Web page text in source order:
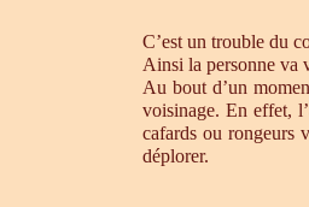
C’est un trouble du
Ainsi la personne va
Au bout d’un
voisinage. En effet,
cafards ou rongeurs
déplorer.